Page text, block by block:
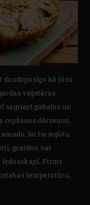
daudzpusīgs kā jūsu
veģetāras
sagriezt gabalos un
cepšanas dārzeņus,
lai tie iegūtu
gratēnu var
Pirms
temperatūru,